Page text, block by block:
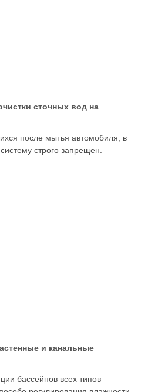
сточных вод на
после мытья автомобиля, в
строго запрещен.
и канальные
бассейнов всех типов